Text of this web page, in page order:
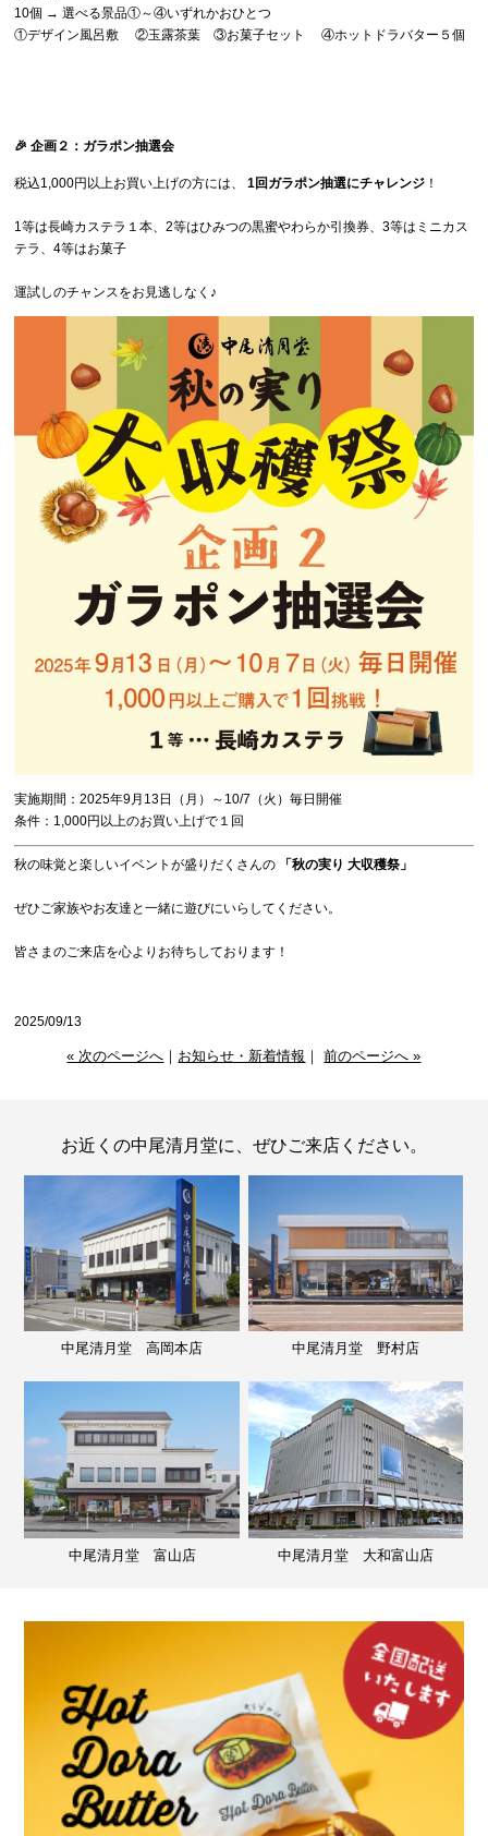
10個 → 選べる景品①～④いずれかおひとつ
①デザイン風呂敷 ②玉露茶葉 ③お菓子セット ④ホットドラバター５個
🎉 企画２：ガラポン抽選会
税込1,000円以上お買い上げの方には、1回ガラポン抽選にチャレンジ ！
1等は長崎カステラ１本、2等はひみつの黒蜜やわらか引換券、3等はミニカス
テラ、4等はお菓子
運試しのチャンスをお見逃しなく♪
実施期間：2025年9月13日（月）～10/7（火）毎日開催
条件：1,000円以上のお買い上げで１回
秋の味覚と楽しいイベントが盛りだくさんの 「秋の実り 大収穫祭」
ぜひご家族やお友達と一緒に遊びにいらしてください。
皆さまのご来店を心よりお待ちしております！
2025/09/13
« 次のページへ ｜ お知らせ・新着情報 ｜前のページへ »
お近くの中尾清月堂に、ぜひご来店ください。
中尾清月堂 高岡本店 中尾清月堂 野村店
中尾清月堂 富山店 中尾清月堂 大和富山店